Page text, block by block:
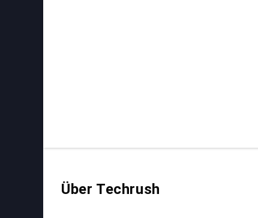
Über Techrush